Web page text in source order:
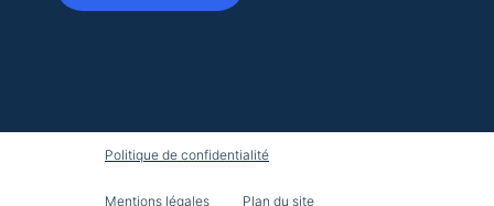
Politique de confidentialité
Mentions légales Plan du site